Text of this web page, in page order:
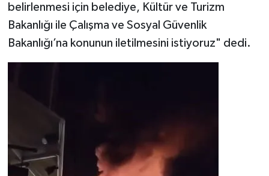
belirlenmesi için belediye, Kültür ve Turizm
Bakanlığı ile Çalışma ve Sosyal Güvenlik
Bakanlığı’na konunun iletilmesini istiyoruz" dedi.